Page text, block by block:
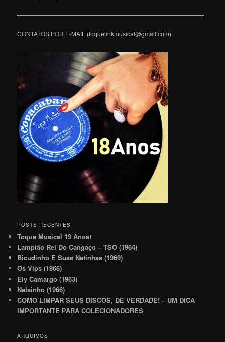
———————————————————————————————
CONTATOS POR E-MAIL (toquelinkmusical@gmail.com)
POSTS RECENTES
Toque Musical 19 Anos!
Lampião Rei Do Cangaço – TSO (1964)
Bicudinho E Suas Netinhas (1969)
Os Vips (1966)
Ely Camargo (1963)
Nelsinho (1966)
COMO LIMPAR SEUS DISCOS, DE VERDADE! – UM DICA
IMPORTANTE PARA COLECIONADORES
ARQUIVOS